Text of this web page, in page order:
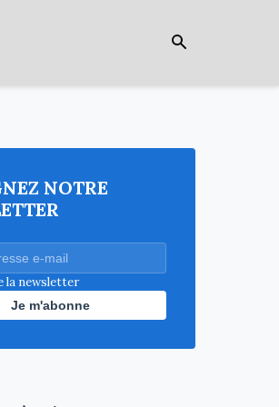
NOTRE
la newsletter
Je m'abonne